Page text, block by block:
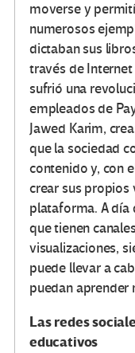
moverse y
numerosos
dictaban sus
través de
sufrió una
empleados de
Jawed Karim,
que la sociedad
contenido y, con
crear sus propios
plataforma. A día
que tienen
visualizaciones,
puede llevar a
puedan aprender
Las redes
educativos